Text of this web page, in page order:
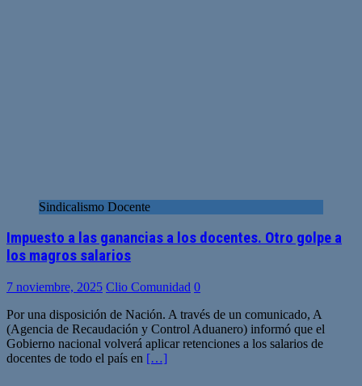
Sindicalismo Docente
Impuesto a las ganancias a los docentes. Otro golpe a
los magros salarios
7 noviembre, 2025 Clio Comunidad 0
Por una disposición de Nación. A través de un comunicado, A
(Agencia de Recaudación y Control Aduanero) informó que el
Gobierno nacional volverá aplicar retenciones a los salarios de
docentes de todo el país en […]